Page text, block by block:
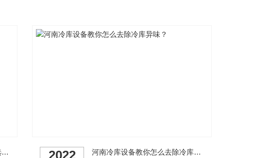
建设冷库地址有什么要求,冷库选址标准! 河南冷库设备教你怎么去除冷库异味？